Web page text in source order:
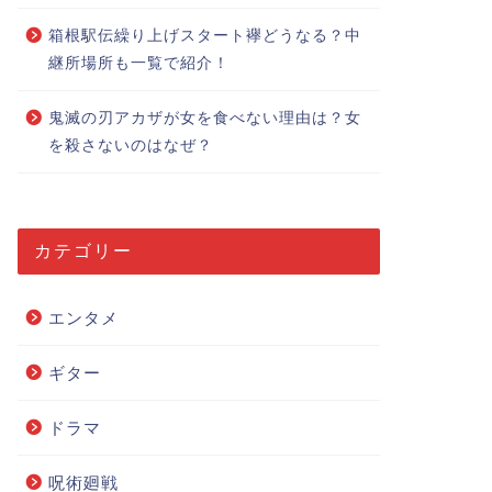
箱根駅伝繰り上げスタート襷どうなる？中
継所場所も一覧で紹介！
鬼滅の刃アカザが女を食べない理由は？女
を殺さないのはなぜ？
カテゴリー
エンタメ
ギター
ドラマ
呪術廻戦